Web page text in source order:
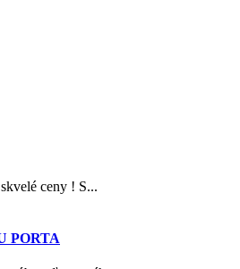
ceny ! S...
PORTA